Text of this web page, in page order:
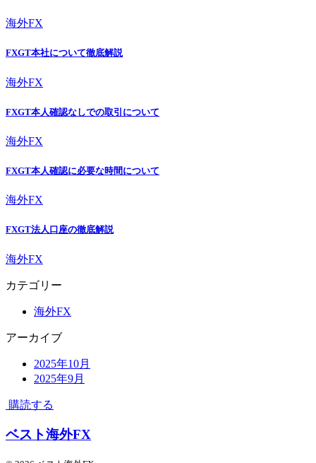
海外FX
FXGT本社について徹底解説
海外FX
FXGT本人確認なしでの取引について
海外FX
FXGT本人確認に必要な時間について
海外FX
FXGT法人口座の徹底解説
海外FX
カテゴリー
海外FX
アーカイブ
2025年10月
2025年9月
購読する
ベスト海外FX